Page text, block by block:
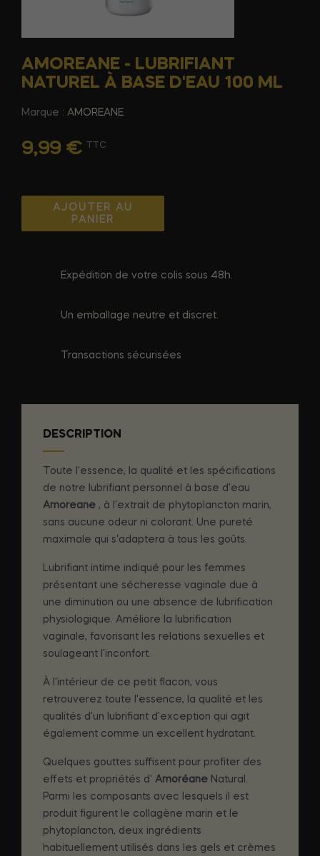
AMOREANE - LUBRIFIANT
NATUREL À BASE D'EAU 100 ML
Marque : AMOREANE
9,99 € TTC
AJOUTER AU
PANIER
Expédition de votre colis sous 48h.
Un emballage neutre et discret.
Transactions sécurisées
DESCRIPTION
Toute l'essence, la qualité et les spécifications
de notre lubrifiant personnel à base d'eau
Amoreane , à l'extrait de phytoplancton marin,
sans aucune odeur ni colorant. Une pureté
maximale qui s'adaptera à tous les goûts.
Lubrifiant intime indiqué pour les femmes
présentant une sécheresse vaginale due à
une diminution ou une absence de lubrification
physiologique. Améliore la lubrification
vaginale, favorisant les relations sexuelles et
soulageant l'inconfort.
À l'intérieur de ce petit flacon, vous
retrouverez toute l'essence, la qualité et les
qualités d'un lubrifiant d'exception qui agit
également comme un excellent hydratant.
Quelques gouttes suffisent pour profiter des
effets et propriétés d' Amoréane Natural.
Parmi les composants avec lesquels il est
produit figurent le collagène marin et le
phytoplancton, deux ingrédients
habituellement utilisés dans les gels et crèmes